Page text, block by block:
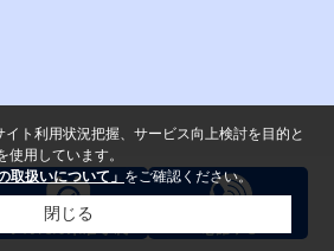
ト利用状況把握、サービス向上検討を目的と
用しています。
取扱いについて」 をご確認ください。
閉じる